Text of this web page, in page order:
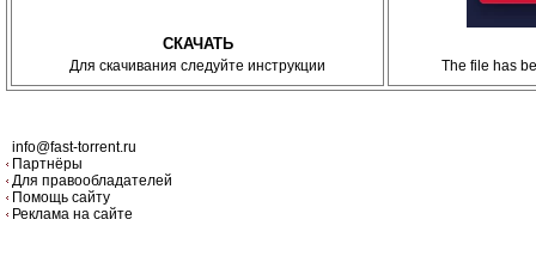
СКАЧАТЬ
Для скачивания следуйте инструкции The file has
info@fast-torrent.ru
Партнёры
Для правообладателей
Помощь сайту
Реклама на сайте